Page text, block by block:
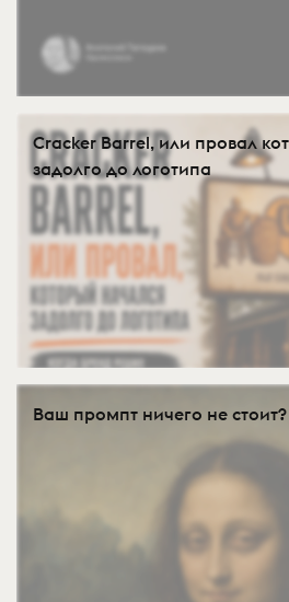
Cracker Barrel, или провал
задолго до логотипа
Ваш промпт ничего не стоит?